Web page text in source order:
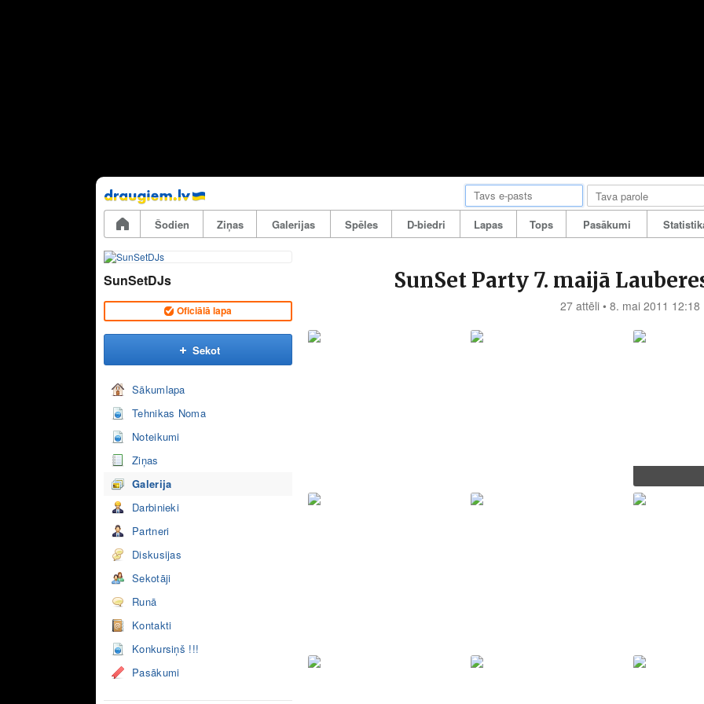
Pāriet
uz
saturu
Šodien Ziņas Galerijas Spēles D-biedri Lapas Tops Pasākumi
SunSetDJs
Oficiālā lapa
Sekot
Sākumlapa
Tehnikas Noma
Noteikumi
Ziņas
Galerija
Darbinieki
Partneri
Diskusijas
Sekotāji
Runā
Kontakti
Konkursiņš !!!
Pasākumi
SunSet Party 7. maijā
27 attēli • 8. mai 2011 12:18